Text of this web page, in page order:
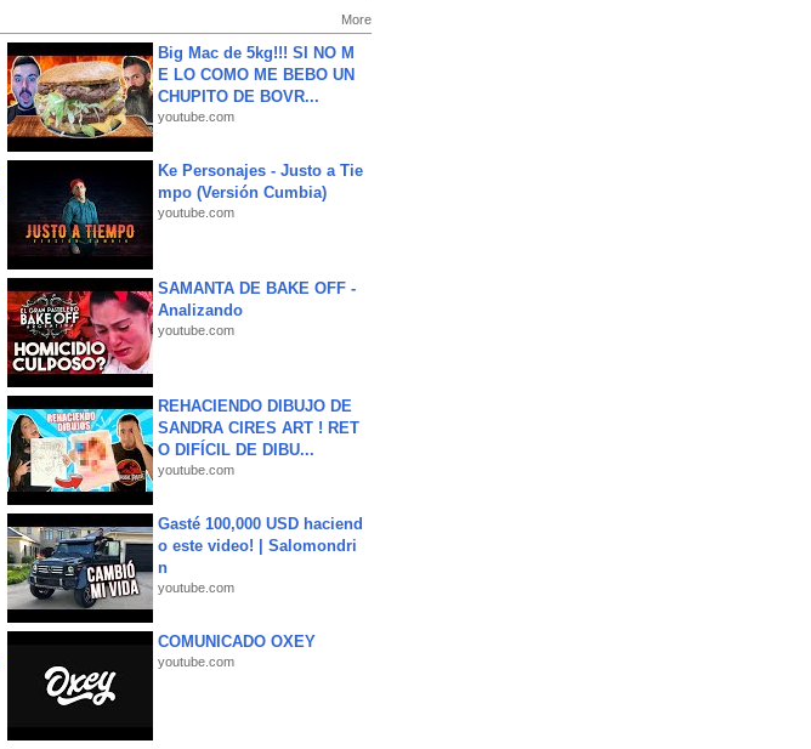
More
Big Mac de 5kg!!! SI NO M
E LO COMO ME BEBO UN
CHUPITO DE BOVR...
youtube.com
Ke Personajes - Justo a Tie
mpo (Versión Cumbia)
youtube.com
SAMANTA DE BAKE OFF -
Analizando
youtube.com
REHACIENDO DIBUJO DE
SANDRA CIRES ART ! RET
O DIFÍCIL DE DIBU...
youtube.com
Gasté 100,000 USD haciend
o este video! | Salomondri
n
youtube.com
COMUNICADO OXEY
youtube.com